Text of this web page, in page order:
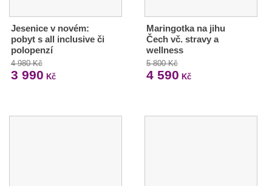
Jesenice v novém:
pobyt s all inclusive či
polopenzí
4 980 Kč
3 990 Kč
Maringotka na jihu
Čech vč. stravy a
wellness
5 800 Kč
4 590 Kč